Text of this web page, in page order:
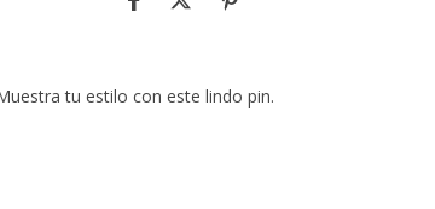
tu estilo con este lindo pin.